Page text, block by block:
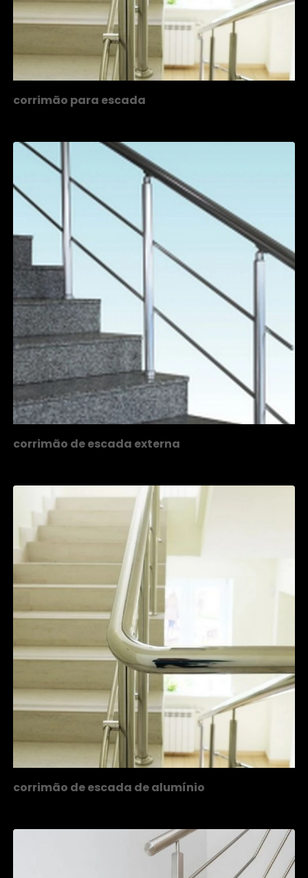
corrimão para escada
corrimão de escada externa
corrimão de escada de alumínio